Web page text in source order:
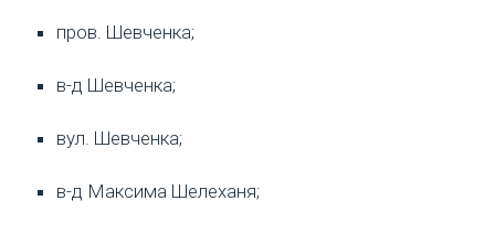
пров. Шевченка;
в-д Шевченка;
вул. Шевченка;
в-д Максима Шелеханя;